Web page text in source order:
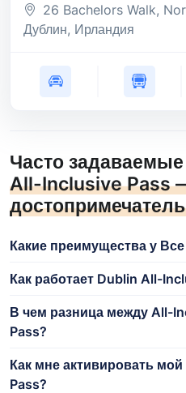
26 Bachelors Walk,
Дублин, Ирландия
Часто
All-Inclusive Pass
Какие преимущества у
Как работает Dublin All-
В чем разница между All-
Pass?
Как мне активировать
Pass?